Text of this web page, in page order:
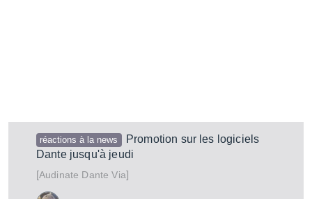
réactions à la news
Promotion sur les logiciels
Dante jusqu'à jeudi
[Audinate Dante Via]